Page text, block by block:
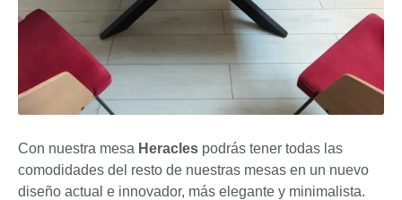
Con nuestra mesa Heracles podrás tener todas las
comodidades del resto de nuestras mesas en un nuevo
diseño actual e innovador, más elegante y minimalista.